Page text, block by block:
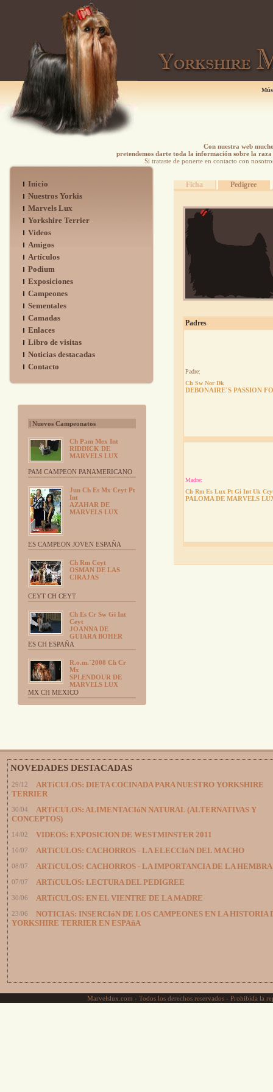
Con nuestra web
pretendemos darte toda la información sobre la
Si trataste de ponerte en contacto con
Inicio
Nuestros Yorkis
Marvels Lux
Yorkshire Terrier
Vídeos
Amigos
Artículos
Podium
Exposiciones
Campeones
Sementales
Camadas
Enlaces
Libro de visitas
Noticias destacadas
Contacto
| Nuevos Campeonatos
Ch Pam Mex Int
RIDDICK DE
MARVELS LUX
PAM CAMPEON PANAMERICANO
Jun Ch Es Mx Ceyt Pt
Int
AZAHAR DE
MARVELS LUX
ES CAMPEON JOVEN ESPAÑA
Ch Rm Ceyt
OSMAN DE LAS
CIRAJAS
CEYT CH CEYT
Ch Es Cr Sw Gi Int
Ceyt
JOANNA DE
GUIARA BOHER
ES CH ESPAÑA
R.o.m.´2008 Ch Cr
Mx
SPLENDOUR DE
MARVELS LUX
MX CH MEXICO
Ficha Pedigree
Padres
Padre:
Ch Sw Nor Dk
DEBONAIRE´S PASSION
Madre:
Ch Rm Es Lux Pt Gi Int Uk
PALOMA DE MARVELS
NOVEDADES DESTACADAS
29/12
ARTíCULOS: DIETA COCINADA PARA NUESTRO YORKSHIRE
TERRIER
30/04
ARTíCULOS: ALIMENTACIóN NATURAL (ALTERNATIVAS Y
CONCEPTOS)
14/02 VIDEOS: EXPOSICION DE WESTMINSTER 2011
10/07 ARTíCULOS: CACHORROS - LA ELECCIóN DEL MACHO
08/07 ARTíCULOS: CACHORROS - LA IMPORTANCIA DE LA HEMBRA
07/07 ARTíCULOS: LECTURA DEL PEDIGREE
30/06 ARTíCULOS: EN EL VIENTRE DE LA MADRE
23/06
NOTICIAS: INSERCIóN DE LOS CAMPEONES EN LA HISTORIA
YORKSHIRE TERRIER EN ESPAñA
Marvelslux.com - Todos los derechos reservados - Prohibida la